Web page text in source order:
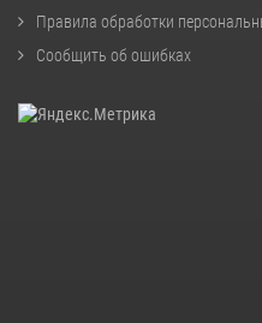
Правила обработки
Сообщить об ошибках